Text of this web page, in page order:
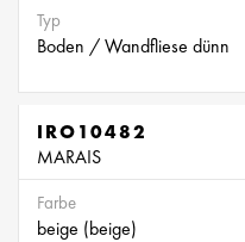
Typ
Boden / Wandfliese dünn
IRO10482
MARAIS
Farbe
beige (beige)